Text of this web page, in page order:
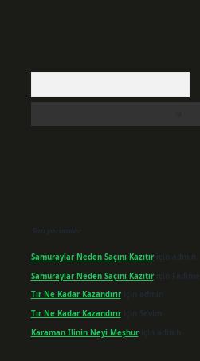
Son yorumlar
Samuraylar Neden Saçını Kazıtıriçin admin
Samuraylar Neden Saçını Kazıtıriçin Fadime
Tır Ne Kadar Kazandırıriçin admin
Tır Ne Kadar Kazandırıriçin Sevim
Karaman Ilinin Neyi Meşhuriçin admin